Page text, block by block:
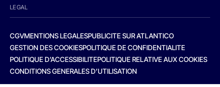
LEGAL
CGVMENTIONS LEGALESPUBLICITE SUR ATLANTICO
GESTION DES COOKIESPOLITIQUE DE CONFIDENTIALITE
POLITIQUE D’ACCESSIBILITEPOLITIQUE RELATIVE AUX COOKIES
CONDITIONS GENERALES D’UTILISATION